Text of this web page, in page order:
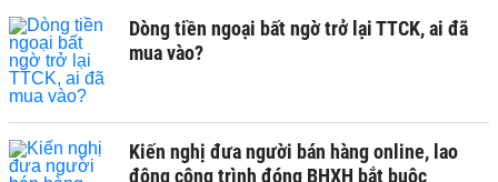
Dòng tiền ngoại bất ngờ trở lại TTCK, ai đã
mua vào?
Kiến nghị đưa người bán hàng online, lao
động công trình đóng BHXH bắt buộc